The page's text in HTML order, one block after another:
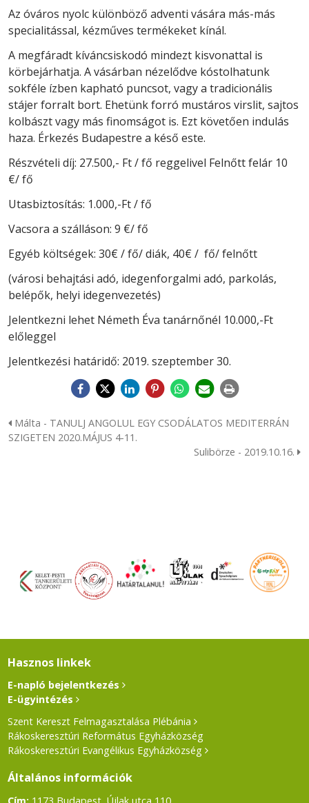
Az óváros nyolc különböző adventi vására más-más
specialitással, kézműves termékeket kínál.
A megfáradt kíváncsiskodó mindezt kisvonattal is
körbejárhatja. A vásárban nézelődve kóstolhatunk
sokféle ízben kapható puncsot, vagy a tradicionális
stájer forralt bort. Ehetünk forró mustáros virslit, sajtos
kolbászt vagy más finomságot is. Ezt követően indulás
haza. Érkezés Budapestre a késő este.
Részvételi díj: 27.500,- Ft / fő reggelivel Felnőtt felár 10
€/ fő
Utasbiztosítás: 1.000,-Ft / fő
Vacsora a szálláson: 9 €/ fő
Egyéb költségek: 30€ / fő/ diák, 40€ / fő/ felnőtt
(városi behajtási adó, idegenforgalmi adó, parkolás,
belépők, helyi idegenvezetés)
Jelentkezni lehet Németh Éva tanárnőnél 10.000,-Ft
előleggel
Jelentkezési határidő: 2019. szeptember 30.
Málta - TANULJ ANGOLUL EGY CSODÁLATOS MEDITERRÁN
SZIGETEN 2020.MÁJUS 4-11.
Sulibörze - 2019.10.16.
Hasznos linkek
E-napló bejelentkezés
E-ügyintézés
Szent Kereszt Felmagasztalása Plébánia
Rákoskeresztúri Református Egyházközség
Rákoskeresztúri Evangélikus Egyházközség
Általános információk